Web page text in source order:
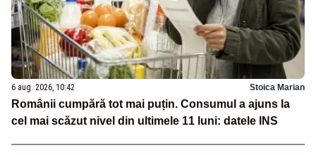
6 aug. 2026, 10:42 Stoica Marian
Românii cumpără tot mai puțin. Consumul a ajuns la
cel mai scăzut nivel din ultimele 11 luni: datele INS